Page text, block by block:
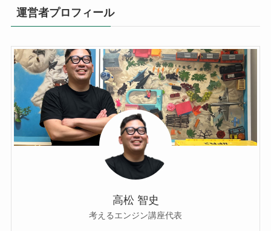
運営者プロフィール
高松 智史
考えるエンジン講座代表